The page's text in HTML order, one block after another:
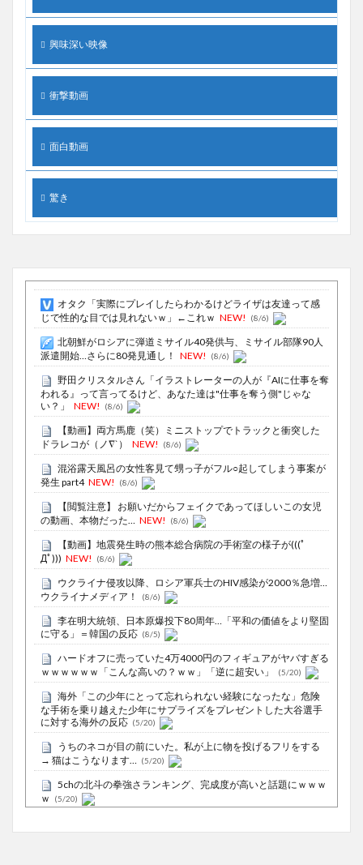
興味深い映像
衝撃動画
面白動画
驚き
オタク「実際にプレイしたらわかるけどライザは友達って感
じで性的な目では見れないｗ」←これｗ NEW! (8/6)
北朝鮮がロシアに弾道ミサイル40発供与、ミサイル部隊90人
派遣開始…さらに80発見通し！
NEW! (8/6)
野田クリスタルさん「イラストレーターの人が『AIに仕事を奪
われる』って言ってるけど、あなた達は"仕事を奪う側"じゃな
い？」
NEW! (8/6)
【動画】両方馬鹿（笑）ミニストップでトラックと衝突した
ドラレコが（ノ∇`）
NEW! (8/6)
混浴露天風呂の女性客見て甥っ子がフル○起してしまう事案が
発生 part4 NEW! (8/6)
【閲覧注意】 お願いだからフェイクであってほしいこの女児
の動画、本物だった…
NEW! (8/6)
【動画】地震発生時の熊本総合病院の手術室の様子が(((ﾟ
Дﾟ))) NEW! (8/6)
ウクライナ侵攻以降、ロシア軍兵士のHIV感染が2000％急増…
ウクライナメディア！
(8/6)
李在明大統領、日本原爆投下80周年…「平和の価値をより堅固
に守る」＝韓国の反応 (8/5)
ハードオフに売っていた4万4000円のフィギュアがヤバすぎる
ｗｗｗｗｗｗ「こんな高いの？ｗｗ」「逆に超安い」
(5/20)
海外「この少年にとって忘れられない経験になったな」危険
な手術を乗り越えた少年にサプライズをプレゼントした大谷選手
に対する海外の反応 (5/20)
うちのネコが目の前にいた。私が上に物を投げるフリをする
→ 猫はこうなります… (5/20)
5chの北斗の拳強さランキング、完成度が高いと話題にｗｗｗ
ｗ
(5/20)